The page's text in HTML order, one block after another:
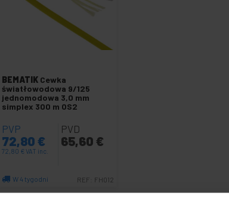
BEMATIK Cewka
światłowodowa 9/125
jednomodowa 3,0 mm
simplex 300 m OS2
PVP
72,80 €
72,80 €VAT inc.
PVD
65,60 €
W 4 tygodni REF: FH012
Ilość